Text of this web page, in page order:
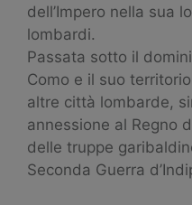
dell’Impero nella sua
lombardi.
Passata sotto il
Como e il suo
altre città lombarde,
annessione al Regno
delle truppe
Seconda Guerra